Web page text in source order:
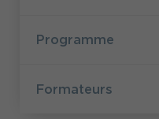
pour vous la formation
Programme
Formateurs